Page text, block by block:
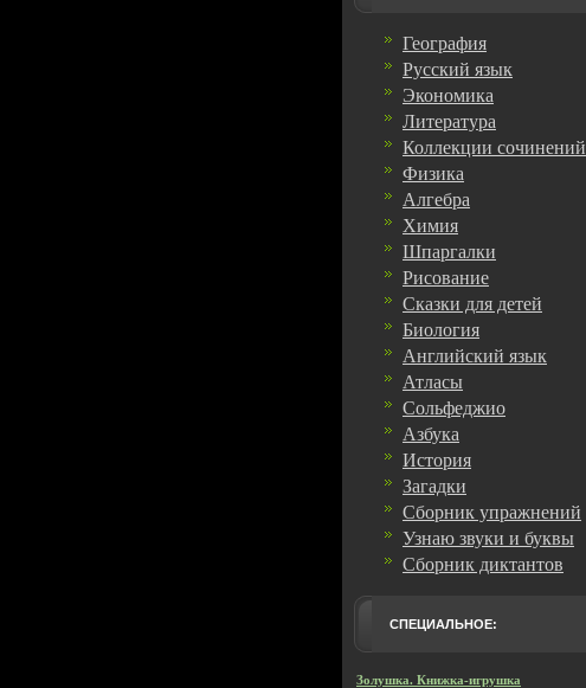
География
Русский язык
Экономика
Литература
Коллекции сочинений
Физика
Алгебра
Химия
Шпаргалки
Рисование
Сказки для детей
Биология
Английский язык
Атласы
Сольфеджио
Азбука
История
Загадки
Сборник упражнений
Узнаю звуки и буквы
Сборник диктантов
СПЕЦИАЛЬНОЕ:
Золушка. Книжка-игрушка